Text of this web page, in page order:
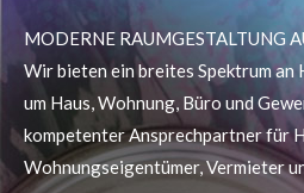
MODERNE RAUMGESTALTUNG
Wir bieten ein breites Spektrum an
um Haus, Wohnung, Büro und
kompetenter Ansprechpartner für
Wohnungseigentümer, Vermieter